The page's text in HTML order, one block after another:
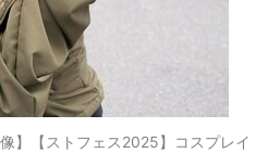
像】【ストフェス2025】コスプレイ